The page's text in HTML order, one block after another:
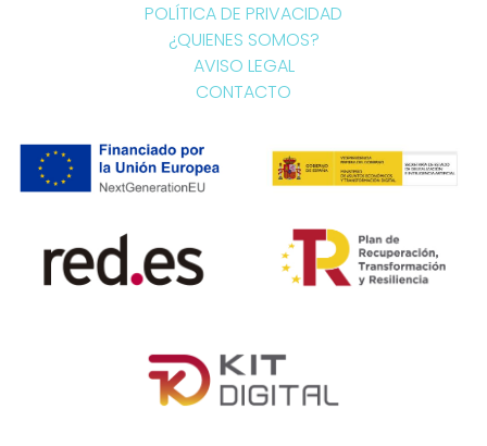
POLÍTICA DE PRIVACIDAD
¿QUIENES SOMOS?
AVISO LEGAL
CONTACTO